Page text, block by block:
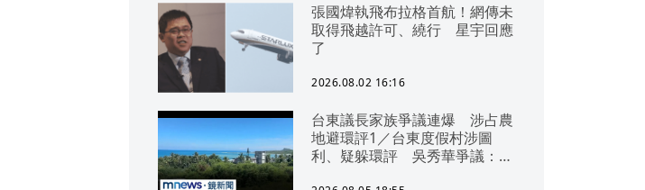
張國煒執飛布拉格首航！網傳未
取得飛越許可、繞行 星宇回應
了
2026.08.02 16:16
台東議長家族爭議連爆 涉占農
地避環評1／台東度假村涉圖
利、疑躲環評 吳秀華爭議：概